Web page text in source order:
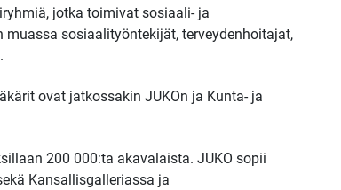
jotka toimivat sosiaali- ja
sosiaalityöntekijät, terveydenhoitajat,
ovat jatkossakin JUKOn ja Kunta- ja
200 000:ta akavalaista. JUKO sopii
Kansallisgalleriassa ja